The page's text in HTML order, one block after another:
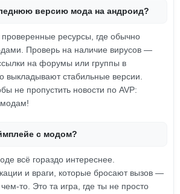
версию мода на андроид?
ресурсы, где обычно
Проверь на наличие вирусов —
на форумы или группы в
выкладывают стабильные версии.
не пропустить новости по AVP:
модам!
с модом?
всё гораздо интереснее.
и враги, которые бросают вызов —
то. Это та игра, где ты не просто